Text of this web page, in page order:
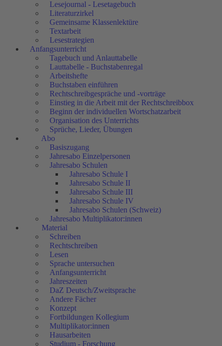
Lesejournal - Lesetagebuch
Literaturzirkel
Gemeinsame Klassenlektüre
Textarbeit
Lesestrategien
Anfangsunterricht
Tagebuch und Anlauttabelle
Lauttabelle - Buchstabenregal
Arbeitshefte
Buchstaben einführen
Rechtschreibgespräche und -vorträge
Einstieg in die Arbeit mit der Rechtschreibbox
Beginn der individuellen Wortschatzarbeit
Organisation des Unterrichts
Sprüche, Lieder, Übungen
Abo
Basiszugang
Jahresabo Einzelpersonen
Jahresabo Schulen
Jahresabo Schule I
Jahresabo Schule II
Jahresabo Schule III
Jahresabo Schule IV
Jahresabo Schulen (Schweiz)
Jahresabo Multiplikator:innen
Material
Schreiben
Rechtschreiben
Lesen
Sprache untersuchen
Anfangsunterricht
Jahreszeiten
DaZ Deutsch/Zweitsprache
Andere Fächer
Konzept
Fortbildungen Kollegium
Multiplikator:innen
Hausarbeiten
Studium - Forschung